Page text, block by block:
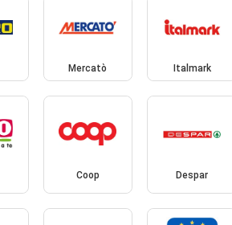
Mercatò Italmark
Coop Despar